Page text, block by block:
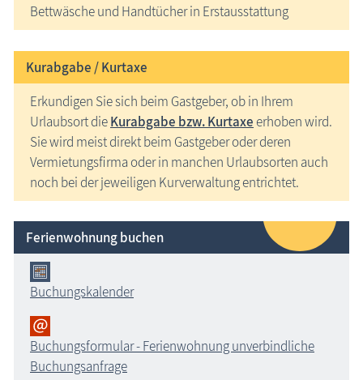
Bettwäsche und Handtücher in Erstausstattung
Kurabgabe / Kurtaxe
Erkundigen Sie sich beim Gastgeber, ob in Ihrem
Urlaubsort dieKurabgabe bzw. Kurtaxeerhoben wird.
Sie wird meist direkt beim Gastgeber oder deren
Vermietungsfirma oder in manchen Urlaubsorten auch
noch bei der jeweiligen Kurverwaltung entrichtet.
Ferienwohnung buchen
Buchungskalender
Buchungsformular - Ferienwohnung unverbindliche
Buchungsanfrage